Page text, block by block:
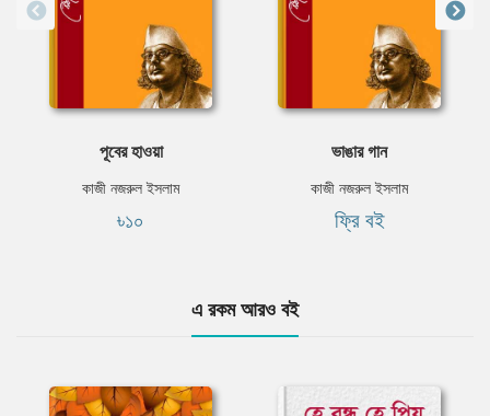
পূবের হাওয়া
কাজী নজরুল ইসলাম
৳১০
ভাঙার গান
কাজী নজরুল ইসলাম
ফ্রি বই
এ রকম আরও বই